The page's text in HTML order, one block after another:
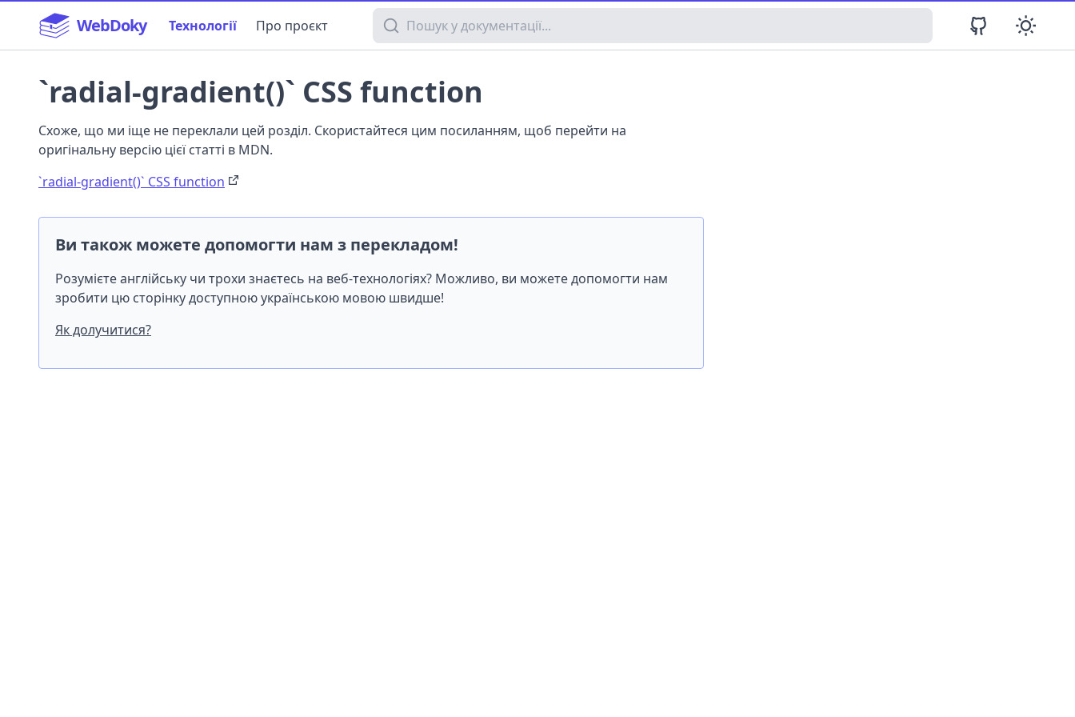
WebDoky Технології Про проєкт Пошук у документації
`radial-gradient()` CSS function
Схоже, що ми іще не переклали цей розділ. Скористайтеся цим посиланням, щоб перейти на
оригінальну версію цієї статті в MDN.
`radial-gradient()` CSS function
Ви також можете допомогти нам з перекладом!
Розумієте англійську чи трохи знаєтесь на веб-технологіях? Можливо, ви можете допомогти нам
зробити цю сторінку доступною українською мовою швидше!
Як долучитися?